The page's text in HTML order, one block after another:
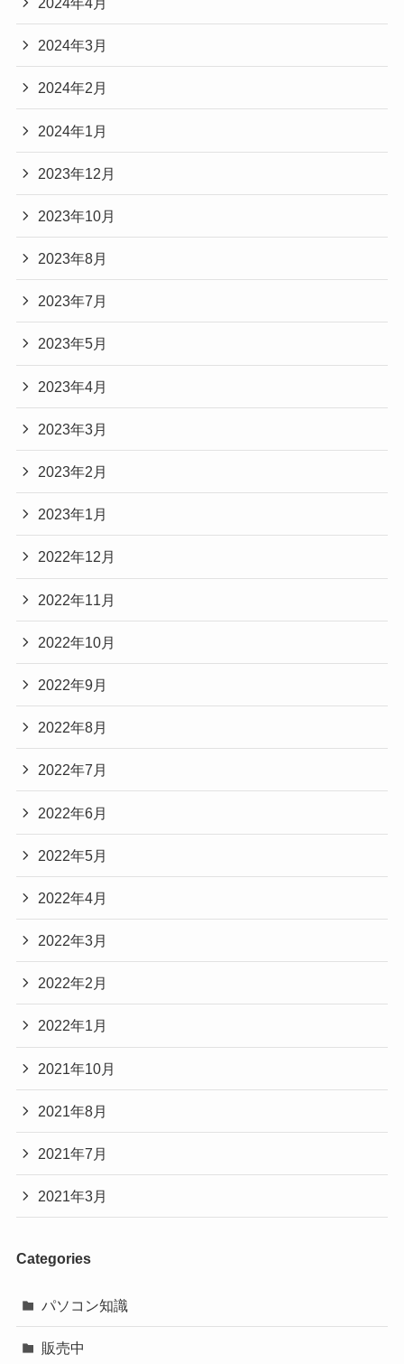
2024年3月
2024年2月
2024年1月
2023年12月
2023年10月
2023年8月
2023年7月
2023年5月
2023年4月
2023年3月
2023年2月
2023年1月
2022年12月
2022年11月
2022年10月
2022年9月
2022年8月
2022年7月
2022年6月
2022年5月
2022年4月
2022年3月
2022年2月
2022年1月
2021年10月
2021年8月
2021年7月
2021年3月
Categories
パソコン知識
販売中